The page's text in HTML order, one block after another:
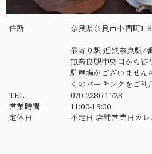
住所 奈良県奈良市小西町1-
最寄り駅 近鉄奈良駅4
JR奈良駅中央口から徒
駐車場がございません
くのパーキングをご利
TEL
070-2286-1728
営業時間
11:00-19:00
定休日
不定日 店舗営業日カレ